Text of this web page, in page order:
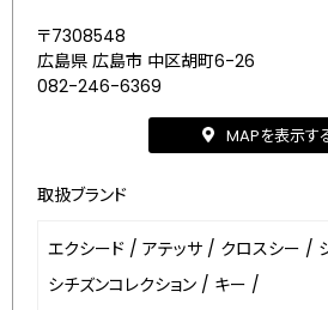
〒7308548
広島県 広島市 中区胡町6-26
082-246-6369
MAPを表示す
取扱ブランド
エクシード / アテッサ / クロスシー /
シチズンコレクション / キー /